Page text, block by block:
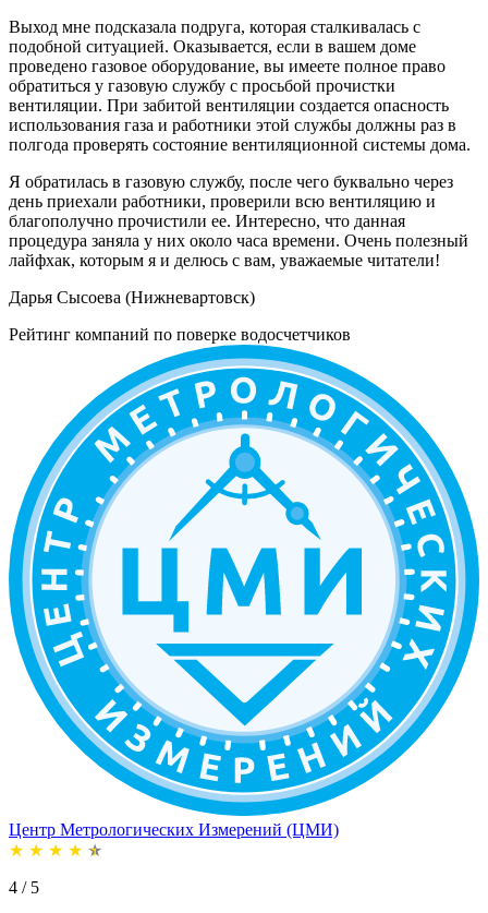
Выход мне подсказала подруга, которая сталкивалась с
подобной ситуацией. Оказывается, если в вашем доме
проведено газовое оборудование, вы имеете полное право
обратиться у газовую службу с просьбой прочистки
вентиляции. При забитой вентиляции создается опасность
использования газа и работники этой службы должны раз в
полгода проверять состояние вентиляционной системы дома.
Я обратилась в газовую службу, после чего буквально через
день приехали работники, проверили всю вентиляцию и
благополучно прочистили ее. Интересно, что данная
процедура заняла у них около часа времени. Очень полезный
лайфхак, которым я и делюсь с вам, уважаемые читатели!
Дарья Сысоева (Нижневартовск)
Рейтинг компаний по поверке водосчетчиков
Центр Метрологических Измерений (ЦМИ)
★ ★ ★ ★ ★
4 / 5